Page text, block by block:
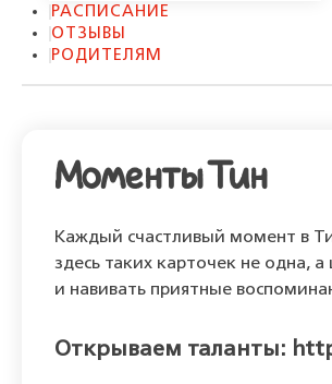
РАСПИСАНИЕ
ОТЗЫВЫ
РОДИТЕЛЯМ
Моменты Тин
Каждый счастливый момент в
здесь таких карточек не одна,
и навивать приятные
Открываем таланты: